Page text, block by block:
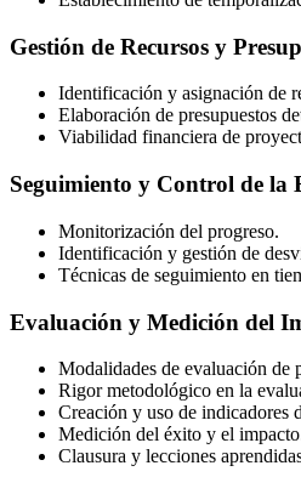
Gestión de Recursos y
Identificación y asignación de
Elaboración de presupuestos
Viabilidad financiera de
Seguimiento y Control de la
Monitorización del progreso.
Identificación y gestión de
Técnicas de seguimiento en
Evaluación y Medición del
Modalidades de evaluación de
Rigor metodológico en la
Creación y uso de indicadores
Medición del éxito y el
Clausura y lecciones